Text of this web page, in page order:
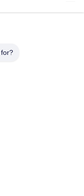
Jakości